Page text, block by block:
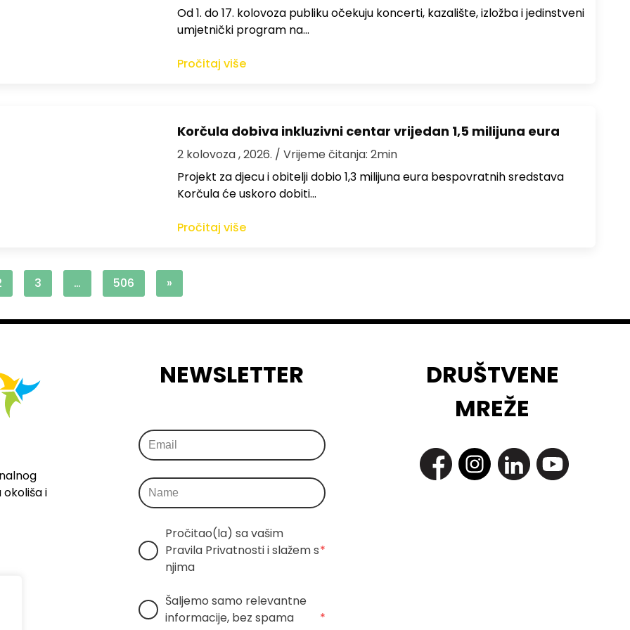
Od 1. do 17. kolovoza publiku očekuju koncerti, kazalište, izložba i jedinstveni
umjetnički program na…
Pročitaj više
Korčula dobiva inkluzivni centar vrijedan 1,5 milijuna eura
2 kolovoza , 2026. / Vrijeme čitanja: 2min
Projekt za djecu i obitelji dobio 1,3 milijuna eura bespovratnih sredstava
Korčula će uskoro dobiti…
Pročitaj više
3 … 506 »
i
NEWSLETTER
Pročitao(la) sa vašim
Pravila Privatnosti i slažem s
njima
*
Šaljemo samo relevantne
informacije, bez spama
*
DRUŠTVENE
MREŽE